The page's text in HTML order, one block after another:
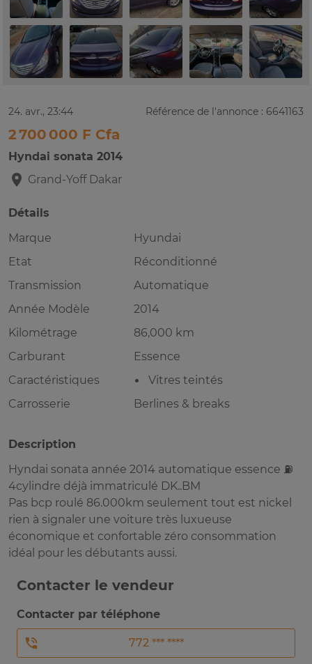
24. avr., 23:44 Référence de l'annonce : 6641163
2 700 000 F Cfa
Hyndai sonata 2014
Grand-Yoff Dakar
Détails
Marque
Hyundai
Etat
Réconditionné
Transmission
Automatique
Année Modèle
2014
Kilométrage
86,000 km
Carburant
Essence
Caractéristiques
Vitres teintés
Carrosserie
Berlines & breaks
Description
Hyndai sonata année 2014 automatique essence ⛽️
4cylindre déjà immatriculé DK..BM
Pas bcp roulé 86.000km seulement tout est nickel
rien à signaler une voiture très luxueuse
économique et confortable zéro consommation
idéal pour les débutants aussi.
Contacter le vendeur
Contacter par téléphone
772 *** ****